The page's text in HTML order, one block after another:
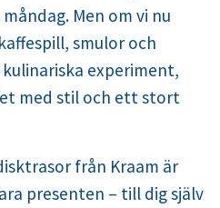
Men om vi nu
smulor och
experiment,
med stil och ett stort
från Kraam är
presenten – till dig själv